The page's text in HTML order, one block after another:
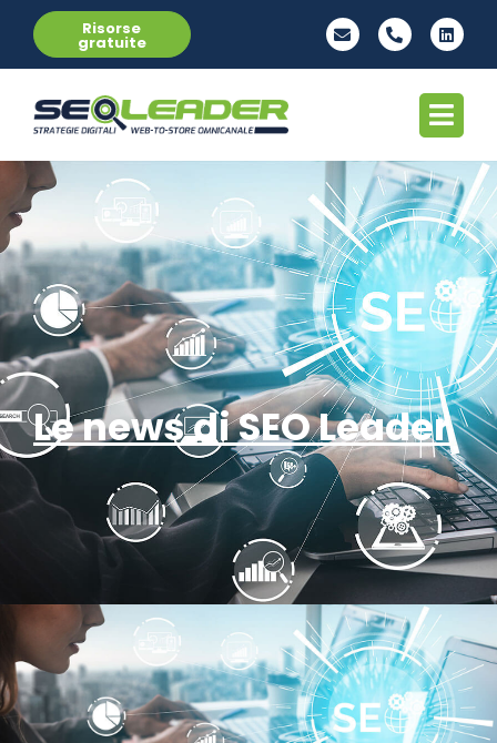
Risorse
gratuite
Le news di SEO Leader